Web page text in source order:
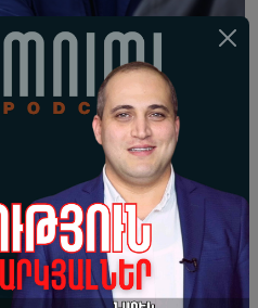
պայքարը
մենք՝ հայ